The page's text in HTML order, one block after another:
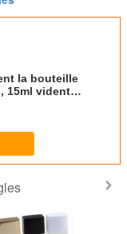
la bouteille
15ml vident